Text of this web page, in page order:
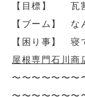
【目標】 瓦
【ブーム】 な
【困り事】 寝
屋根専門石川
〜〜〜〜〜〜〜